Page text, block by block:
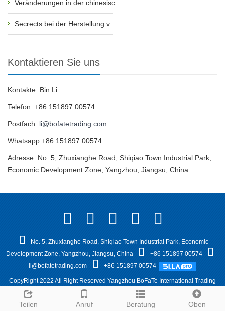
Veränderungen in der chinesisc
Secrects bei der Herstellung v
Kontaktieren Sie uns
Kontakte: Bin Li
Telefon: +86 151897 00574
Postfach: li@bofatetrading.com
Whatsapp:+86 151897 00574
Adresse: No. 5, Zhuxianghe Road, Shiqiao Town Industrial Park,
Economic Development Zone, Yangzhou, Jiangsu, China
Teilen Anruf Beratung Oben
No. 5, Zhuxianghe Road, Shiqiao Town Industrial Park, Economic
Development Zone, Yangzhou, Jiangsu, China
+86 151897 00574
li@bofatetrading.com
+86 151897 00574
CopyRight 2022 All Right Reserved Yangzhou BoFaTe International Trading
Co.,Ltd website system +86 151897 00574